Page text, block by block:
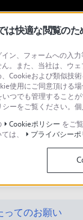
わせ スポーツ／マリ
取扱説明書
ってのお願い
は快適な閲覧のた
ン、フォームへの入
。また、当社は、ウ
Cookieおよび類似技
使用にご同意頂ける
つでも管理すること
ーをご覧ください。
Cookieポリシー をご
は、
プライバシーポ